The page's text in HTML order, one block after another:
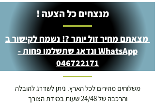
מנצחים כל הצעה !
מצאתם מחיר זול יותר ?! נשמח לקישור ב
WhatsApp ונדאג שתשלמו פחות -
046722171
משלוחים מהירים לכל הארץ. ניתן לשדרג להובלה
והרכבה של 24/48 שעות במידת הצורך